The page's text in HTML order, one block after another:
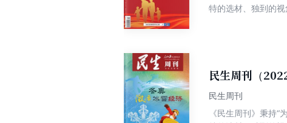
特的选材、独到的
民生周刊（
民生周刊
《民生周刊》秉持